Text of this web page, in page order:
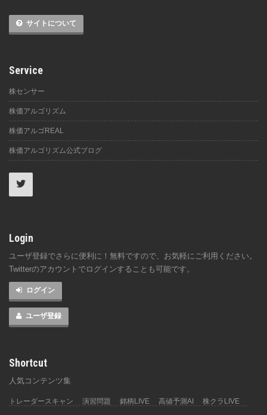
サイトについて
Service
株センサー
株価アルゴリズム
株価アルゴREAL
株価アルゴリズム公式ブログ
Login
ユーザ登録でさらに便利に！無料ですので、お気軽にご利用ください。
Twitterのアカウントでログインすることも可能です。
ログイン
ユーザ登録
Shortcut
人気コンテンツ集
トレーダースキャン 演習問題 銘柄LIVE 高値予測AI 株クラLIVE